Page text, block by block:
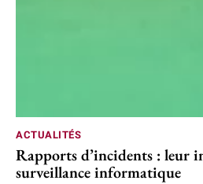
ACTUALITÉS
Rapports d’incidents : leur
surveillance informatique